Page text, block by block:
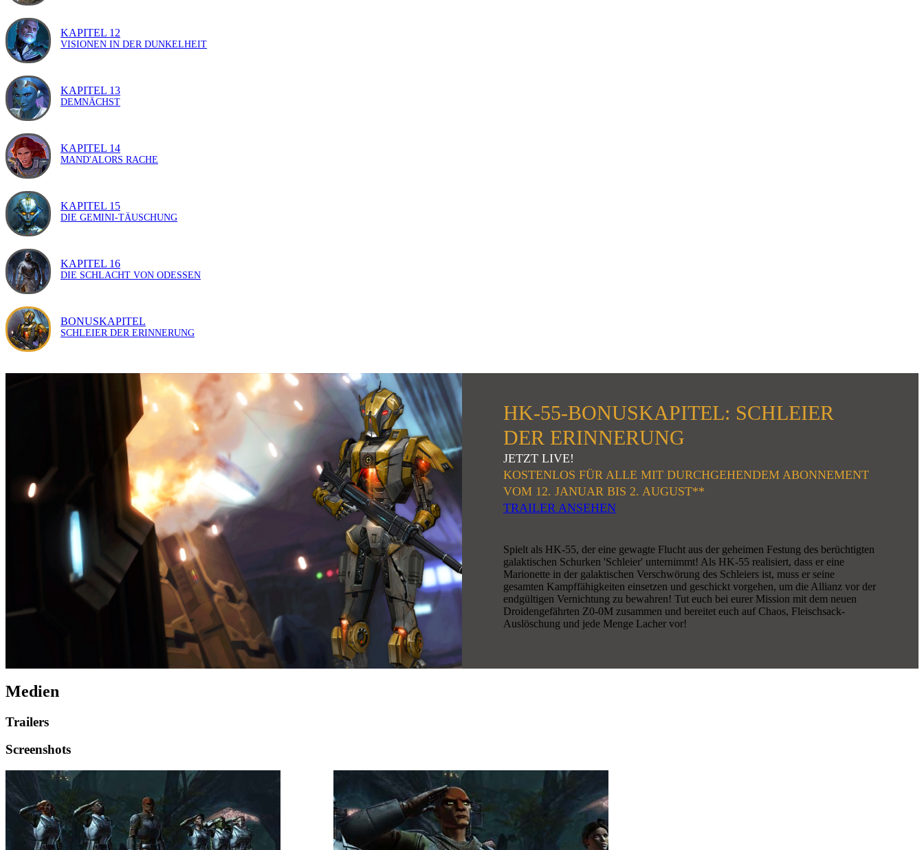
KAPITEL 12
VISIONEN IN DER DUNKELHEIT
KAPITEL 13
DEMNÄCHST
KAPITEL 14
MAND'ALORS RACHE
KAPITEL 15
DIE GEMINI-TÄUSCHUNG
KAPITEL 16
DIE SCHLACHT VON ODESSEN
BONUSKAPITEL
SCHLEIER DER ERINNERUNG
HK-55-BONUSKAPITEL: SCHLEIER
DER ERINNERUNG
JETZT LIVE!
KOSTENLOS FÜR ALLE MIT DURCHGEHENDEM ABONNEMENT
VOM 12. JANUAR BIS 2. AUGUST**
TRAILER ANSEHEN
Spielt als HK-55, der eine gewagte Flucht aus der geheimen Festung des berüchtigten
galaktischen Schurken 'Schleier' unternimmt! Als HK-55 realisiert, dass er eine
Marionette in der galaktischen Verschwörung des Schleiers ist, muss er seine
gesamten Kampffähigkeiten einsetzen und geschickt vorgehen, um die Allianz vor der
endgültigen Vernichtung zu bewahren! Tut euch bei eurer Mission mit dem neuen
Droidengefährten Z0-0M zusammen und bereitet euch auf Chaos, Fleischsack-
Auslöschung und jede Menge Lacher vor!
Medien
Trailers
Screenshots